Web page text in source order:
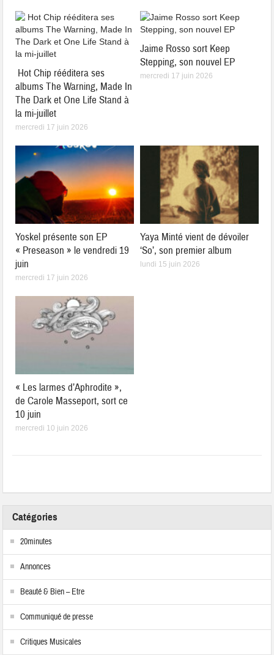
Hot Chip rééditera ses
albums The Warning, Made In
The Dark et One Life Stand à
la mi-juillet
mercredi 17 juin 2026
Jaime Rosso sort Keep
Stepping, son nouvel EP
mercredi 17 juin 2026
Yoskel présente son EP
« Preseason » le vendredi 19
juin
mercredi 17 juin 2026
Yaya Minté vient de dévoiler
‘So’, son premier album
lundi 15 juin 2026
« Les larmes d’Aphrodite »,
de Carole Masseport, sort ce
10 juin
mercredi 10 juin 2026
Catégories
20minutes
Annonces
Beauté & Bien – Etre
Communiqué de presse
Critiques Musicales